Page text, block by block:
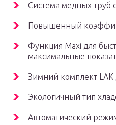
Система медных труб
Повышенный
Функция Maxi для
максимальные
Зимний комплект LAK
Экологичный тип
Автоматический